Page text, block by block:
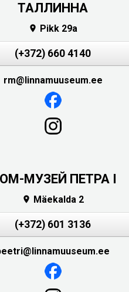
ТАЛЛИННА
 Pikk 29a
(+372) 660 4140
rm@linnamuuseum.ee
МУЗЕЙ ПЕТРА I
 Mäekalda 2
(+372) 601 3136